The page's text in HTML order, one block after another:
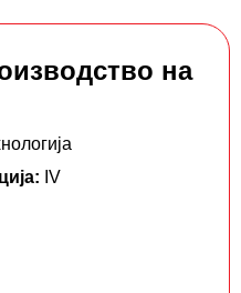
на
IV